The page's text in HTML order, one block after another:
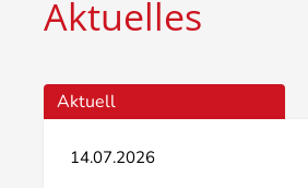
Aktuelles
Aktuell
14.07.2026